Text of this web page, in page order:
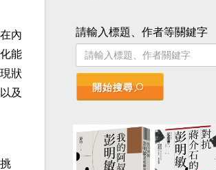
內
能
狀
及
請輸入標題、作者等關鍵字
開始搜尋